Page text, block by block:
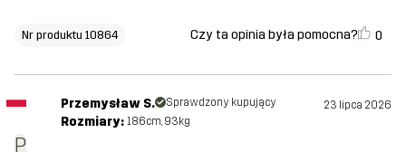
Nr produktu 10864 Czy ta opinia była pomocna? 0
P
Przemysław S. Sprawdzony kupujący 23 lipca 2026
Rozmiary: 186cm, 93kg